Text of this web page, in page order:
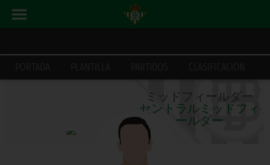
PORTADA PLANTILLA PARTIDOS CLASIFICACIÓN
今季成績
ミッドフィールダー
セントラルミッドフィ
ールダー